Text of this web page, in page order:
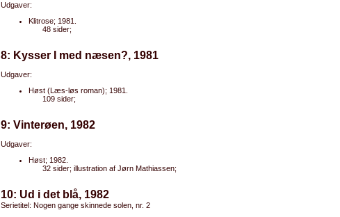
Udgaver:
Klitrose; 1981.
48 sider;
8: Kysser I med næsen?, 1981
Udgaver:
Høst (Læs-løs roman); 1981.
109 sider;
9: Vinterøen, 1982
Udgaver:
Høst; 1982.
32 sider; illustration af Jørn Mathiassen;
10: Ud i det blå, 1982
Serietitel: Nogen gange skinnede solen, nr. 2